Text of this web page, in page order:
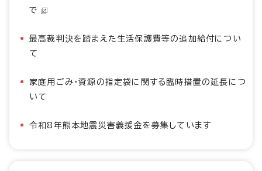
で
最高裁判決を踏まえた生活保護費等の追加給付につい
て
家庭用ごみ・資源の指定袋に関する臨時措置の延長につ
いて
令和8年熊本地震災害義援金を募集しています